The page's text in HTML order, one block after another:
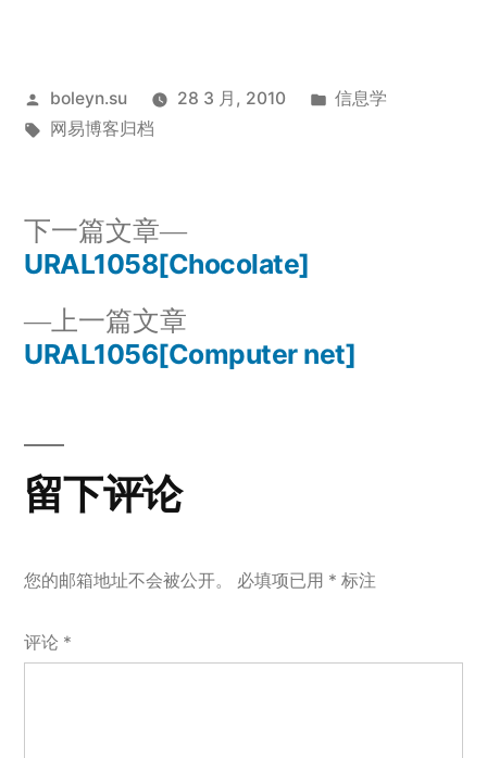
发
布
boleyn.su 28 3 月, 2010
发
信息学
标
网易博客归档
文
章
航
上一篇文章
一
URAL1056[Computer net]
下一篇文章
下
一
章：
URAL1058[Chocolate]
留下评论
您的邮箱地址不会被公开。 必填项已用 * 标注
评论 *